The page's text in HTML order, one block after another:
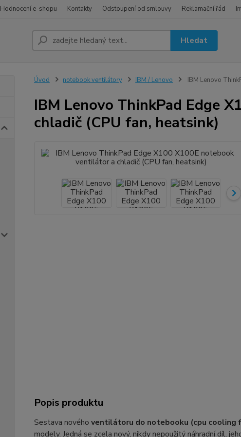
Hodnocení e-shopu Kontakty Odstoupení od smlouvy Reklamační řád
Hledat
Úvod notebook ventilátory IBM / Lenovo IBM Lenovo
IBM Lenovo ThinkPad Edge
chladič (CPU fan, heatsink)
Popis produktu
Sestava nového ventilátoru do notebooku (cpu cooling
modely. Jedná se zcela nový, nikdy nepoužitý náhradní díl,